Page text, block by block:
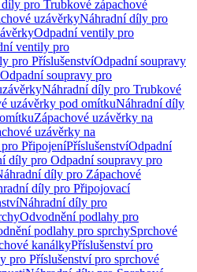
pro Trubkové zápachové
uzávěrkyNáhradní díly pro
Odpadní ventily pro
ventily pro
pro PříslušenstvíOdpadní soupravy
soupravy pro
Náhradní díly pro Trubkové
uzávěrky pod omítkuNáhradní díly
Zápachové uzávěrky na
uzávěrky na
PřipojeníPříslušenstvíOdpadní
díly pro Odpadní soupravy pro
díly pro Zápachové
díly pro Připojovací
Náhradní díly pro
Odvodnění podlahy pro
podlahy pro sprchySprchové
kanálkyPříslušenství pro
pro Příslušenství pro sprchové